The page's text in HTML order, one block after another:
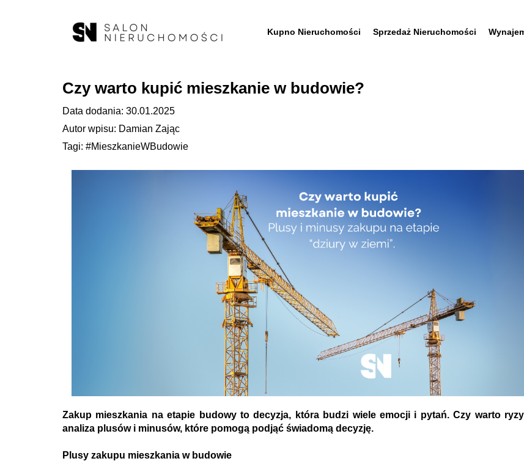
Kupno Nieruchomości Sprzedaż Nieruchomości
Czy warto kupić mieszkanie w budowie?
Data dodania: 30.01.2025
Autor wpisu: Damian Zając
Tagi: #MieszkanieWBudowie
Zakup mieszkania na etapie budowy to decyzja, która budzi wiele emocji i pytań. Czy warto
analiza plusów i minusów, które pomogą podjąć świadomą decyzję.
Plusy zakupu mieszkania w budowie